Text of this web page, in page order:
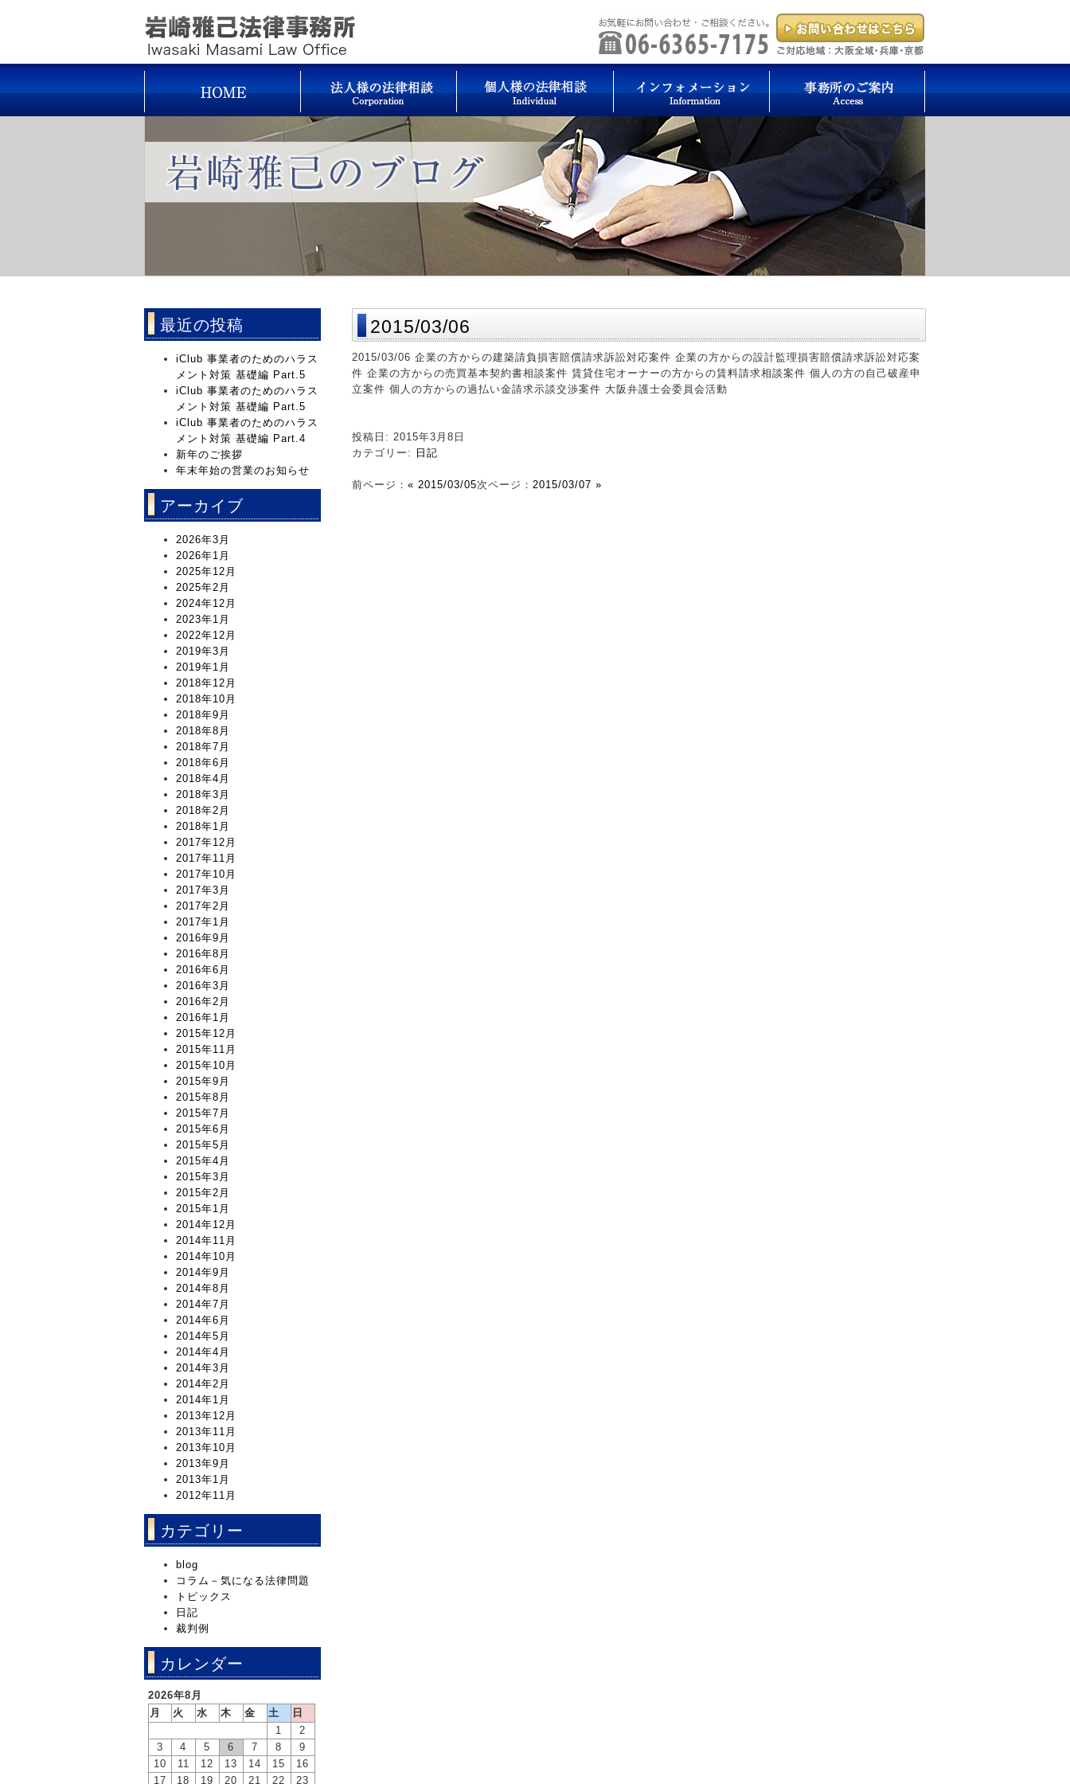
2015/03/06
2015/03/06 企業の方からの建築請負損害賠償請求訴訟対応案件 企業の方からの設計監理損害賠償請求訴訟対応案
件 企業の方からの売買基本契約書相談案件 賃貸住宅オーナーの方からの賃料請求相談案件 個人の方の自己破産申
立案件 個人の方からの過払い金請求示談交渉案件 大阪弁護士会委員会活動
投稿日: 2015年3月8日
カテゴリー:
日記
前ページ： « 2015/03/05次ページ： 2015/03/07 »
最近の投稿
iClub 事業者のためのハラス
メント対策 基礎編 Part.5
iClub 事業者のためのハラス
メント対策 基礎編 Part.5
iClub 事業者のためのハラス
メント対策 基礎編 Part.4
新年のご挨拶
年末年始の営業のお知らせ
アーカイブ
2026年3月
2026年1月
2025年12月
2025年2月
2024年12月
2023年1月
2022年12月
2019年3月
2019年1月
2018年12月
2018年10月
2018年9月
2018年8月
2018年7月
2018年6月
2018年4月
2018年3月
2018年2月
2018年1月
2017年12月
2017年11月
2017年10月
2017年3月
2017年2月
2017年1月
2016年9月
2016年8月
2016年6月
2016年3月
2016年2月
2016年1月
2015年12月
2015年11月
2015年10月
2015年9月
2015年8月
2015年7月
2015年6月
2015年5月
2015年4月
2015年3月
2015年2月
2015年1月
2014年12月
2014年11月
2014年10月
2014年9月
2014年8月
2014年7月
2014年6月
2014年5月
2014年4月
2014年3月
2014年2月
2014年1月
2013年12月
2013年11月
2013年10月
2013年9月
2013年1月
2012年11月
カテゴリー
blog
コラム－気になる法律問題
トピックス
日記
裁判例
カレンダー
2026年8月
月
火 水 木 金 土
日
1
2
3
4 5 6 7 8
9
10
11 12 13 14 15
16
17
18 19 20 21 22 23